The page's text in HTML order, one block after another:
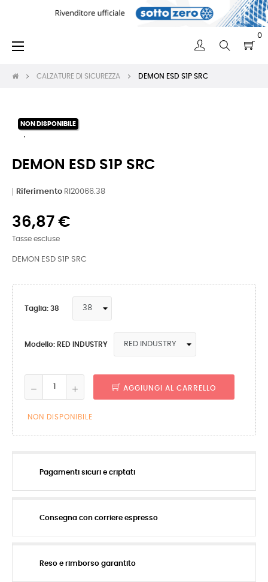
0
navigazione
☰
CALZATURE DI SICUREZZA DEMON ESD S1P SRC
NON DISPONIBILE
DEMON ESD S1P SRC
Riferimento RI20066.38
36,87 €
Tasse escluse
DEMON ESD S1P SRC
Taglia: 38
Modello: RED INDUSTRY
AGGIUNGI AL CARRELLO
NON DISPONIBILE
Pagamenti sicuri e criptati
Consegna con corriere espresso
Reso e rimborso garantito